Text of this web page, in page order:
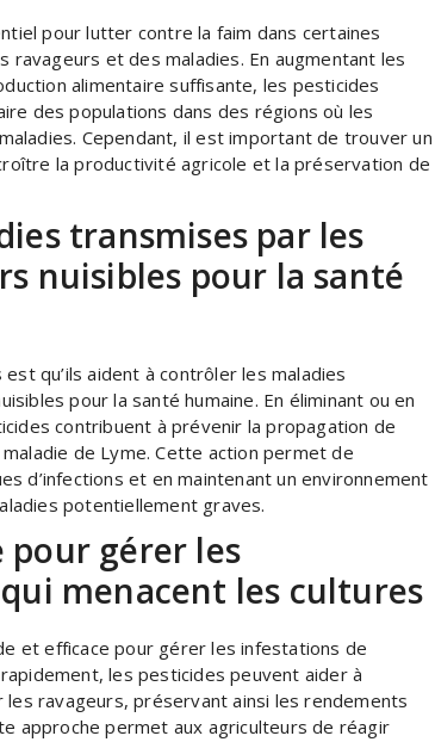
pour lutter contre la faim dans certaines
et des maladies. En augmentant les
alimentaire suffisante, les pesticides
des populations dans des régions où les
Cependant, il est important de trouver un
la productivité agricole et la préservation de
transmises par les
nuisibles pour la santé
qu’ils aident à contrôler les maladies
pour la santé humaine. En éliminant ou en
contribuent à prévenir la propagation de
de Lyme. Cette action permet de
d’infections et en maintenant un environnement
potentiellement graves.
gérer les
menacent les cultures
et efficace pour gérer les infestations de
les pesticides peuvent aider à
ravageurs, préservant ainsi les rendements
approche permet aux agriculteurs de réagir